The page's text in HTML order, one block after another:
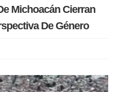
Michoacán Cierran
De Género